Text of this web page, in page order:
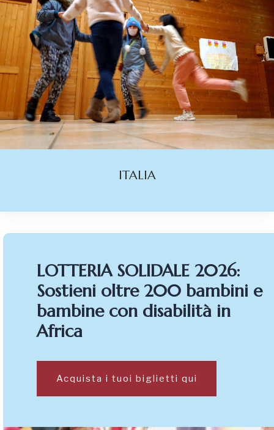
ITALIA
LOTTERIA SOLIDALE 2026:
Sostieni oltre 200 bambini e
bambine con disabilità in
Africa
Acquista i tuoi biglietti qui